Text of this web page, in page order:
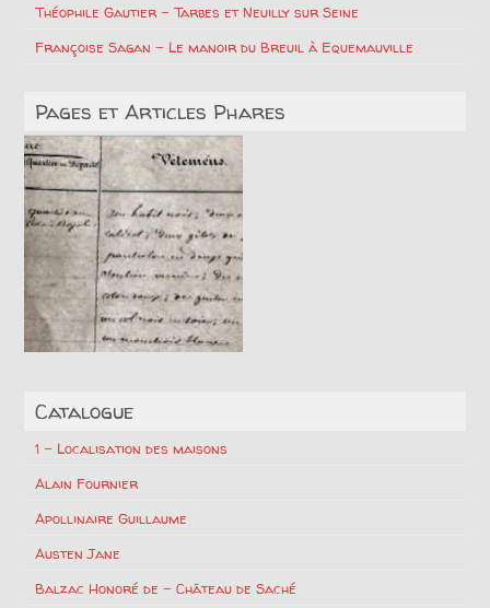
Théophile Gautier – Tarbes et Neuilly sur Seine
Françoise Sagan – Le manoir du Breuil à Equemauville
Pages et Articles Phares
Catalogue
1 – Localisation des maisons
Alain Fournier
Apollinaire Guillaume
Austen Jane
Balzac Honoré de – Château de Saché